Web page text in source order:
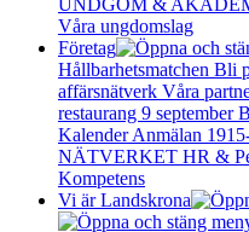
UNDGOM &
Våra ungdomslag
Företag
Hållbarhetsmatchen Bli
affärsnätverk Våra
restaurang 9 september
KalenderAnmälan
NÄTVERKET HR &
Kompetens
Vi är Landskrona